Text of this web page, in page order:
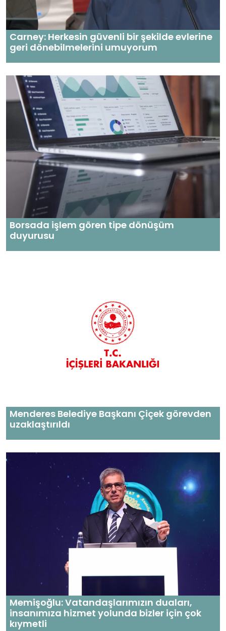
Carney: Herkesin güvenli bir şekilde evlerine
geri dönebilmelerini umuyorum
Borsada işlem gören tipe dönüşüm
duyurusu
Menderes Belediye Başkanı Çiçek görevden
uzaklaştırıldı
Memişoğlu: Vatandaşlarımızın duaları,
insanımıza hizmet yolunda bizler için çok
kıymetli